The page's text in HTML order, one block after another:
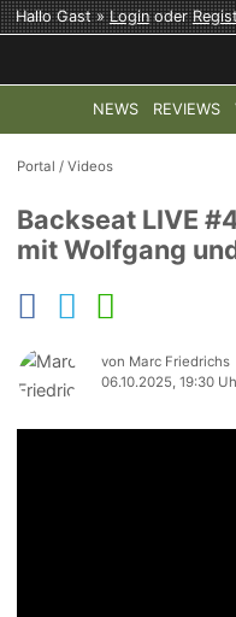
Hallo Gast »Loginoder
NEWS REVIEWS
TOP-THEMEN: COD:
Portal /Videos
Backseat LIVE
mit Wolfgang
von Marc Friedrichs
06.10.2025, 19:30